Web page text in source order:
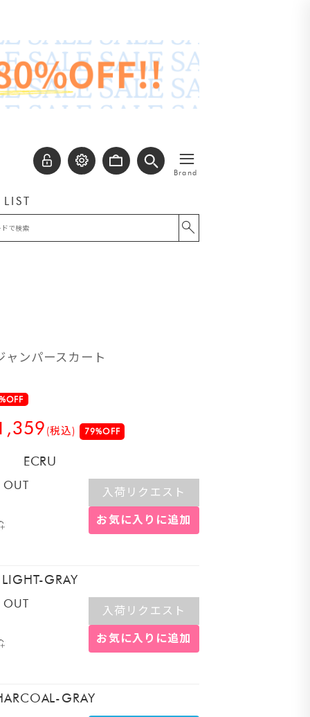
≡
Brand
ャンパースカート
(税込) 79%OFF
ECRU
OUT
入荷リクエスト
お気に入りに追加
LIGHT-GRAY
OUT
入荷リクエスト
お気に入りに追加
GRAY